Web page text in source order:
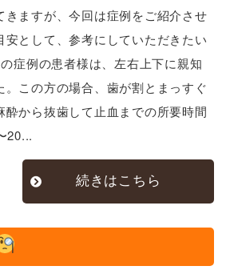
きますが、今回は症例をご紹介させ
として、参考にしていただきたい
症例の患者様は、左右上下に親知
。この方の場合、歯が割とまっすぐ
酔から抜歯して止血までの所要時間
20...
続きはこちら